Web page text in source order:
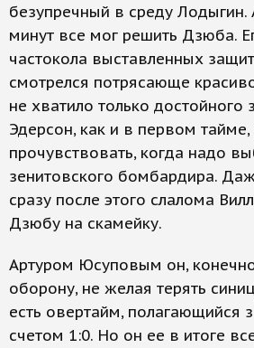
безупречный в среду Лодыгин.
минут все мог решить Дзюба.
частокола выставленных
смотрелся потрясающе
не хватило только
Эдерсон, как и в первом тайме,
прочувствовать, когда надо
зенитовского бомбардира.
сразу после этого слалома
Дзюбу на скамейку.
Артуром Юсуповым он,
оборону, не желая терять
есть овертайм, полагающийся
счетом 1:0. Но он ее в итоге